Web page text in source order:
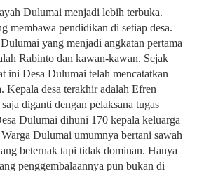
Dulumai menjadi lebih terbuka.
membawa pendidikan di setiap desa.
yang menjadi angkatan pertama
Rabinto dan kawan-kawan. Sejak
ini Desa Dulumai telah mencatatkan
Kepala desa terakhir adalah Efren
diganti dengan pelaksana tugas
Dulumai dihuni 170 kepala keluarga
Dulumai umumnya bertani sawah
beternak tapi tidak dominan. Hanya
penggembalaannya pun bukan di